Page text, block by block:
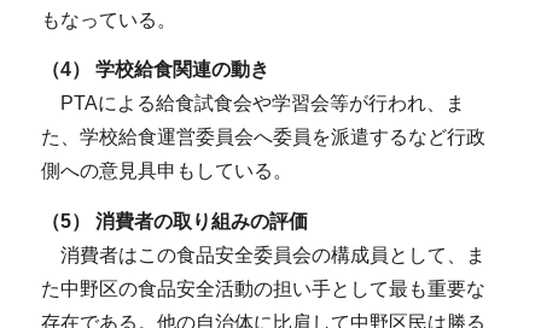
もなっている。
（4） 学校給食関連の動き
PTAによる給食試食会や学習会等が行われ、ま
た、学校給食運営委員会へ委員を派遣するなど行政
側への意見具申もしている。
（5） 消費者の取り組みの評価
消費者はこの食品安全委員会の構成員として、ま
た中野区の食品安全活動の担い手として最も重要な
存在である。他の自治体に比肩して中野区民は勝る